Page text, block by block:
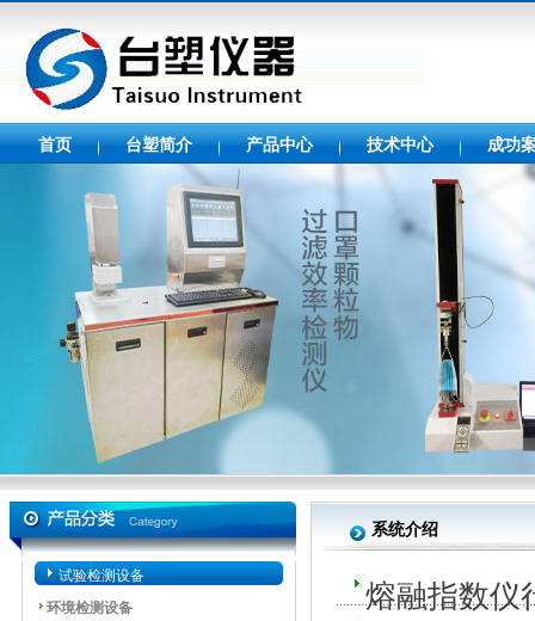
首页 台塑简介 产品中心 技术中心 成功
试验检测设备
环境检测设备
系统介绍
熔融指数仪